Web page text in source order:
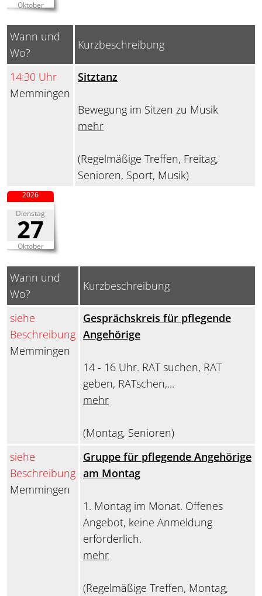
Oktober
Wann und
Wo?
Kurzbeschreibung
14:30 Uhr
Memmingen
Sitztanz
Bewegung im Sitzen zu Musik
mehr
(Regelmäßige Treffen, Freitag,
Senioren, Sport, Musik)
Dienstag
27
Oktober
2026
Wann und
Wo?
Kurzbeschreibung
siehe
Beschreibung
Memmingen
Gesprächskreis für pflegende
Angehörige
14 - 16 Uhr. RAT suchen, RAT
geben, RATschen,...
mehr
(Montag, Senioren)
siehe
Beschreibung
Memmingen
Gruppe für pflegende Angehörige
am Montag
1. Montag im Monat. Offenes
Angebot, keine Anmeldung
erforderlich.
mehr
(Regelmäßige Treffen, Montag,